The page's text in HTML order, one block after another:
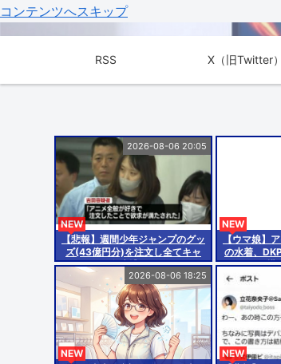
コンテンツへスキップ
RSS X（旧Twitter）
【悲報】週間少年ジャンプのグッ
ズ(43億円分)を注文し全てキャ
ンセルした女逮捕ｗｗｗｗｗｗｗ
ｗ
NEW
2026-08-06 20:05
【ウマ娘】
の水着、
構
NEW
NEW
2026-08-06 18:25
NEW